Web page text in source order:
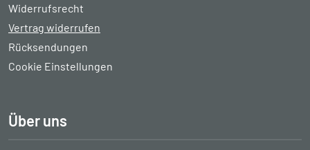
Widerrufsrecht
Vertrag widerrufen
Rücksendungen
Cookie Einstellungen
Über uns